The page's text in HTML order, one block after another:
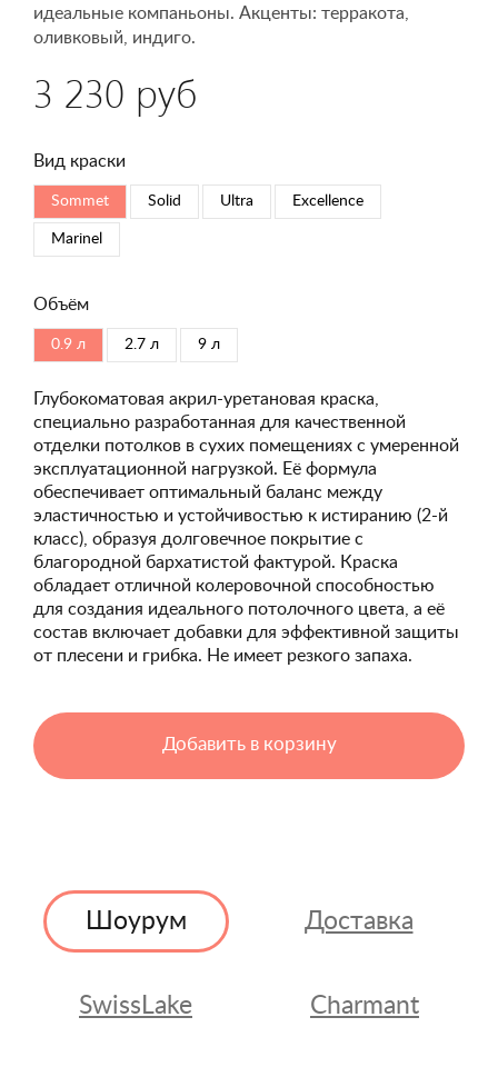
идеальные компаньоны. Акценты: терракота,
оливковый, индиго.
3 230 руб
Вид краски
Sommet Solid Ultra Excellence
Marinel
Объём
0.9 л 2.7 л 9 л
Глубокоматовая акрил-уретановая краска,
специально разработанная для качественной
отделки потолков в сухих помещениях с умеренной
эксплуатационной нагрузкой. Её формула
обеспечивает оптимальный баланс между
эластичностью и устойчивостью к истиранию (2-й
класс), образуя долговечное покрытие с
благородной бархатистой фактурой. Краска
обладает отличной колеровочной способностью
для создания идеального потолочного цвета, а её
состав включает добавки для эффективной защиты
от плесени и грибка. Не имеет резкого запаха.
Добавить в корзину
Шоурум Доставка
SwissLake Charmant